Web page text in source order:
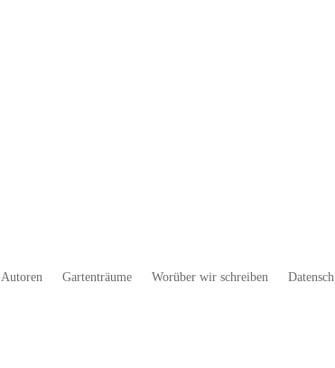
Gartenträume Worüber wir schreiben